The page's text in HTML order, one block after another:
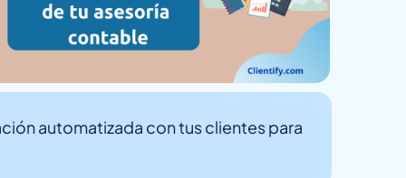
automatizada con tus clientes para